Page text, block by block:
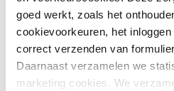
goed werkt, zoals het
cookievoorkeuren, het inloggen
correct verzenden van
Daarnaast verzamelen we
marketing cookies. We
Contactinformatie
Ik huur
Reparatieverzoek
Onderhouds ABC